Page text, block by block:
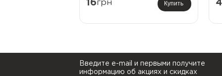
16грн Купить
Введите e-mail и первыми получите
информацию об акциях и скидках